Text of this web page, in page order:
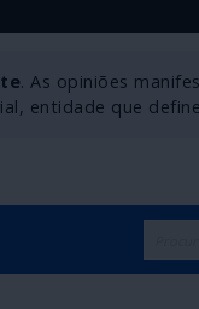
. As opiniões
entidade que